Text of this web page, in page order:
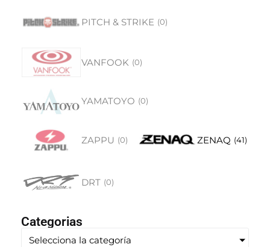
PITCH & STRIKE (0)
VANFOOK (0)
YAMATOYO (0)
ZAPPU (0) ZENAQ (41)
DRT (0)
Categorias
Selecciona la categoría